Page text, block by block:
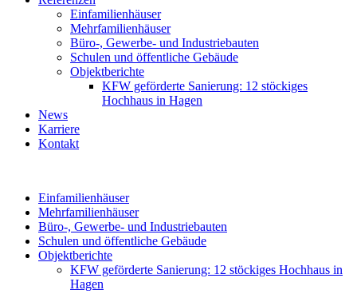
Einfamilienhäuser
Mehrfamilienhäuser
Büro-, Gewerbe- und Industriebauten
Schulen und öffentliche Gebäude
Objektberichte
KFW geförderte Sanierung: 12 stöckiges
Hochhaus in Hagen
News
Karriere
Kontakt
Einfamilienhäuser
Mehrfamilienhäuser
Büro-, Gewerbe- und Industriebauten
Schulen und öffentliche Gebäude
Objektberichte
KFW geförderte Sanierung: 12 stöckiges Hochhaus in
Hagen